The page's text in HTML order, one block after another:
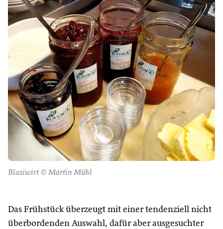
Blasiwirt © Martin Mühl
Das Frühstück überzeugt mit einer tendenziell nicht
überbordenden Auswahl, dafür aber ausgesuchter